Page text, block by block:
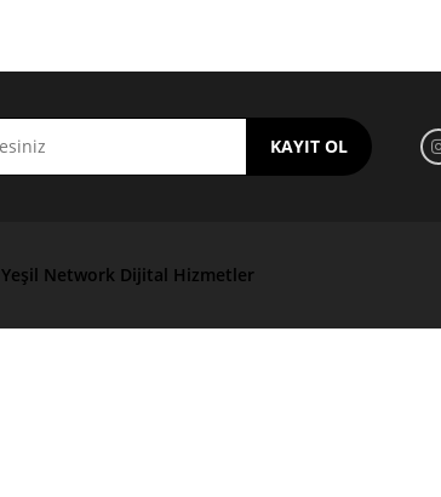
KAYIT OL
Yeşil Network Dijital Hizmetler